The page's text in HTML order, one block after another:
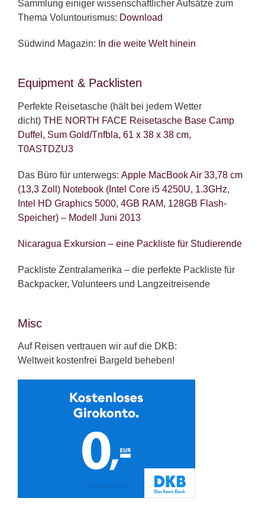
Sammlung einiger wissenschaftlicher Aufsätze zum
Thema Voluntourismus: Download
Südwind Magazin: In die weite Welt hinein
Equipment & Packlisten
Perfekte Reisetasche (hält bei jedem Wetter
dicht) THE NORTH FACE Reisetasche Base Camp
Duffel, Sum Gold/Tnfbla, 61 x 38 x 38 cm,
T0ASTDZU3
Das Büro für unterwegs: Apple MacBook Air 33,78 cm
(13,3 Zoll) Notebook (Intel Core i5 4250U, 1.3GHz,
Intel HD Graphics 5000, 4GB RAM, 128GB Flash-
Speicher) – Modell Juni 2013
Nicaragua Exkursion – eine Packliste für Studierende
Packliste Zentralamerika – die perfekte Packliste für
Backpacker, Volunteers und Langzeitreisende
Misc
Auf Reisen vertrauen wir auf die DKB:
Weltweit kostenfrei Bargeld beheben!